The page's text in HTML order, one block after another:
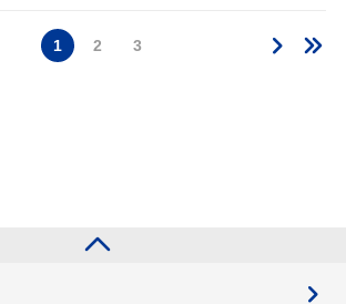
1 2 3